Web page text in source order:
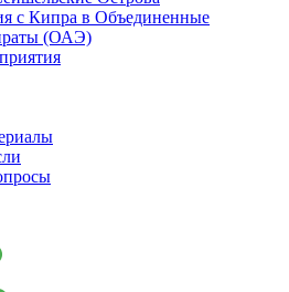
с Кипра в Объединенные
(ОАЭ)